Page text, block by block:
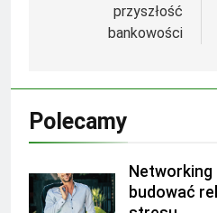
przyszłość
bankowości
Polecamy
budować